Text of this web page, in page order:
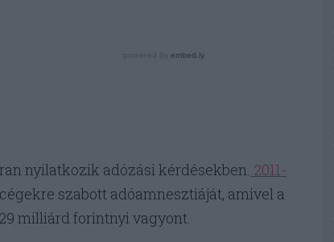
nyilatkozik adózási kérdésekben. 2011-
szabott adóamnesztiáját, amivel a
milliárd forintnyi vagyont.